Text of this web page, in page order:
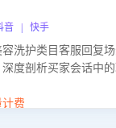
音 | 快手
洗护类目客服回复
度剖析买家会话中
性，输出针对性改进
费